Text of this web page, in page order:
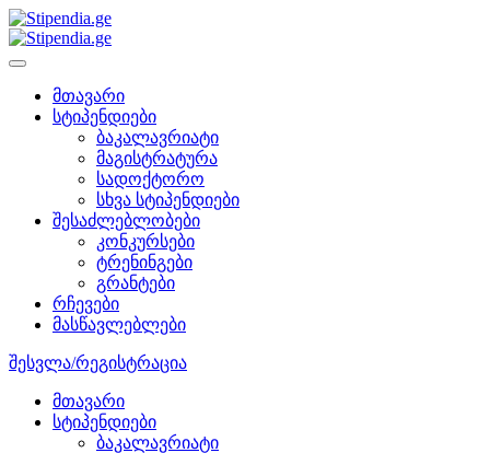
მთავარი
სტიპენდიები
ბაკალავრიატი
მაგისტრატურა
სადოქტორო
სხვა სტიპენდიები
შესაძლებლობები
კონკურსები
ტრენინგები
გრანტები
რჩევები
მასწავლებლები
შესვლა/რეგისტრაცია
მთავარი
სტიპენდიები
ბაკალავრიატი